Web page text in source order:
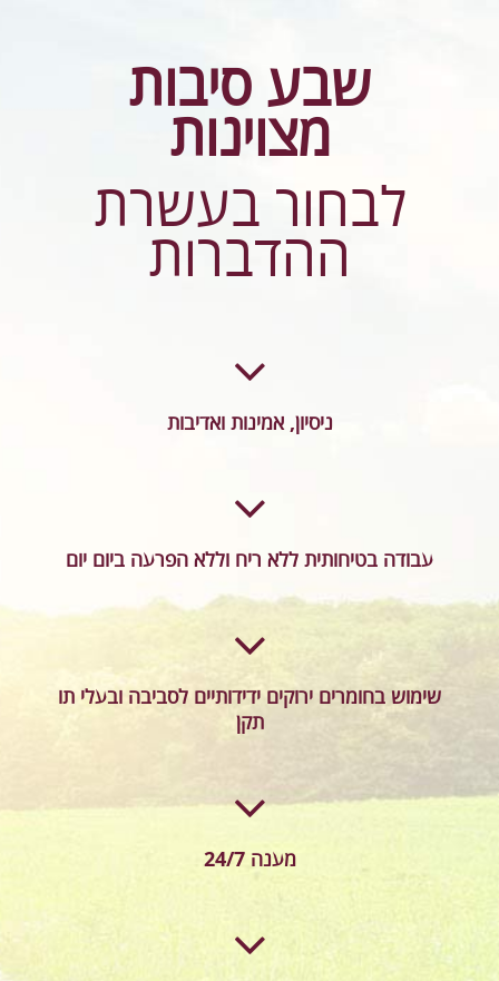
שבע סיבות
מצוינות
לבחור בעשרת
ההדברות
ניסיון, אמינות ואדיבות
עבודה בטיחותית ללא ריח וללא הפרעה ביום יום
שימוש בחומרים ירוקים ידידותיים לסביבה ובעלי תו
תקן
מענה 24/7